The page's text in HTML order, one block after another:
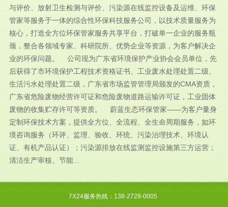
与评价、放射卫生检测与评价、污染源在线监控设备及运维、环保
管家等服务于一体的综合性环保科技服务公司，以技术质量服务为
核心，打造全方位环保管家服务共享平台，打破单一企业的服务瓶
颈，整合各领域专家、科研院所、优势企业等资源，为客户解决企
业的环保问题。 公司现为广东省环境保护产业协会会员单位，先
后获得了市环境保护工程技术资格证书、工业废水处理处置二级、
生活污水处理处置二级，广东省市场监管管理局颁发的CMA资质，
广东省危险废物经营许可证和危险废物道路运输许可证，工业固体
废物的收集贮存许可等资质。 蔚蓝生态环保管家——为客户量身
定制环保技术方案，提供全方位、全流程、全生命周期服务，如环
境咨询服务（环评、监理、验收、环统、污染治理技术、环境认
证、有机产品认证）；污染源排放在线监测监控设施第三方运营；
清洁生产审核、节能...
7X24服务热线：138-2728-0005